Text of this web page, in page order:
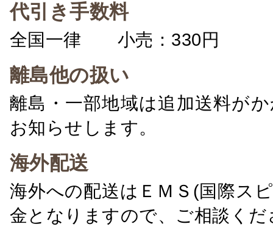
代引き手数料
全国一律 小売：330円 卸
離島他の扱い
離島・一部地域は追加送料が
お知らせします。
海外配送
海外への配送はＥＭＳ(国際ス
金となりますので、ご相談くだ